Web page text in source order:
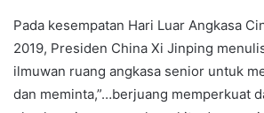
Pada kesempatan Hari Luar Angkasa
2019, Presiden China Xi Jinping
ilmuwan ruang angkasa senior untuk
dan meminta,”…berjuang memperkuat